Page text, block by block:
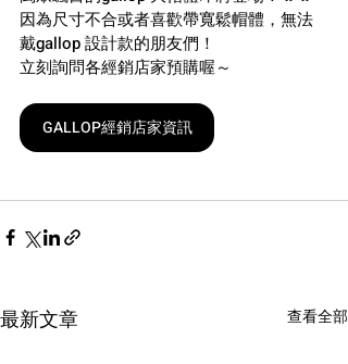
因為尺寸不合或者喜歡帶寬鬆帽體，無法
戴gallop 設計款的朋友們！
立刻詢問各經銷店家預購喔～
GALLOP經銷店家資訊
最新文章 查看全部